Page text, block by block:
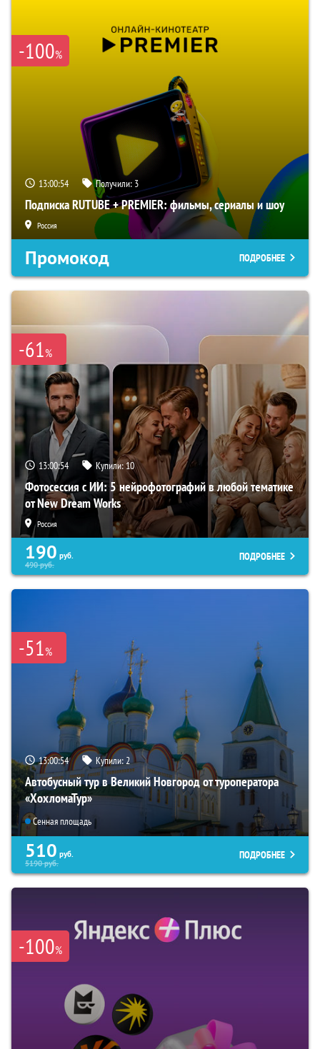
-100%
13:00:53 Получили: 3
Подписка RUTUBE + PREMIER: фильмы, сериалы и шоу
Россия
Промокод ПОДРОБНЕЕ
-61%
13:00:53 Купили:10
Фотосессия с ИИ: 5 нейрофотографий в любой тематике
от New Dream Works
Россия
190 руб.
490руб.
ПОДРОБНЕЕ
-51%
13:00:53 Купили:2
Автобусный тур в Великий Новгород от туроператора
«ХохломаТур»
Сенная площадь
510 руб.
5190руб.
ПОДРОБНЕЕ
-100%